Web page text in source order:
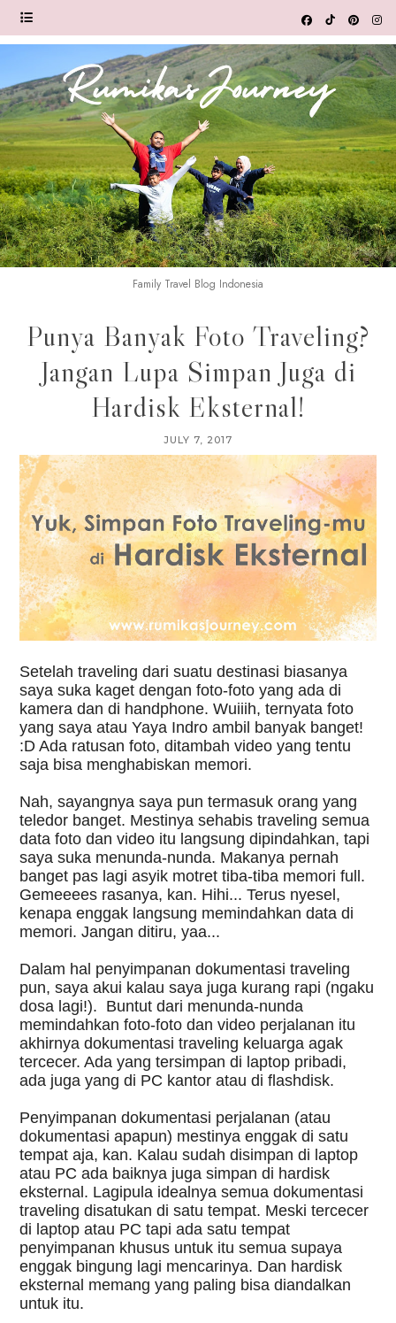
Family Travel Blog Indonesia
Punya Banyak Foto Traveling?
Jangan Lupa Simpan Juga di
Hardisk Eksternal!
JULY 7, 2017
Setelah traveling dari suatu destinasi biasanya
saya suka kaget dengan foto-foto yang ada di
kamera dan di handphone. Wuiiih, ternyata foto
yang saya atau Yaya Indro ambil banyak banget!
:D Ada ratusan foto, ditambah video yang tentu
saja bisa menghabiskan memori.
Nah, sayangnya saya pun termasuk orang yang
teledor banget. Mestinya sehabis traveling semua
data foto dan video itu langsung dipindahkan, tapi
saya suka menunda-nunda. Makanya pernah
banget pas lagi asyik motret tiba-tiba memori full.
Gemeeees rasanya, kan. Hihi... Terus nyesel,
kenapa enggak langsung memindahkan data di
memori. Jangan ditiru, yaa...
Dalam hal penyimpanan dokumentasi traveling
pun, saya akui kalau saya juga kurang rapi (ngaku
dosa lagi!).  Buntut dari menunda-nunda
memindahkan foto-foto dan video perjalanan itu
akhirnya dokumentasi traveling keluarga agak
tercecer. Ada yang tersimpan di laptop pribadi,
ada juga yang di PC kantor atau di flashdisk.
Penyimpanan dokumentasi perjalanan (atau
dokumentasi apapun) mestinya enggak di satu
tempat aja, kan. Kalau sudah disimpan di laptop
atau PC ada baiknya juga simpan di hardisk
eksternal. Lagipula idealnya semua dokumentasi
traveling disatukan di satu tempat. Meski tercecer
di laptop atau PC tapi ada satu tempat
penyimpanan khusus untuk itu semua supaya
enggak bingung lagi mencarinya. Dan hardisk
eksternal memang yang paling bisa diandalkan
untuk itu.